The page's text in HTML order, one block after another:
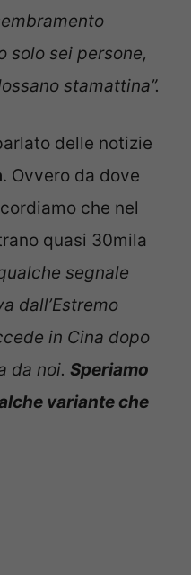
solo sei persone,
stamattina”.
delle notizie
. Ovvero da dove
che nel
quasi 30mila
segnale
dall’Estremo
in Cina dopo
da noi. Speriamo
variante che